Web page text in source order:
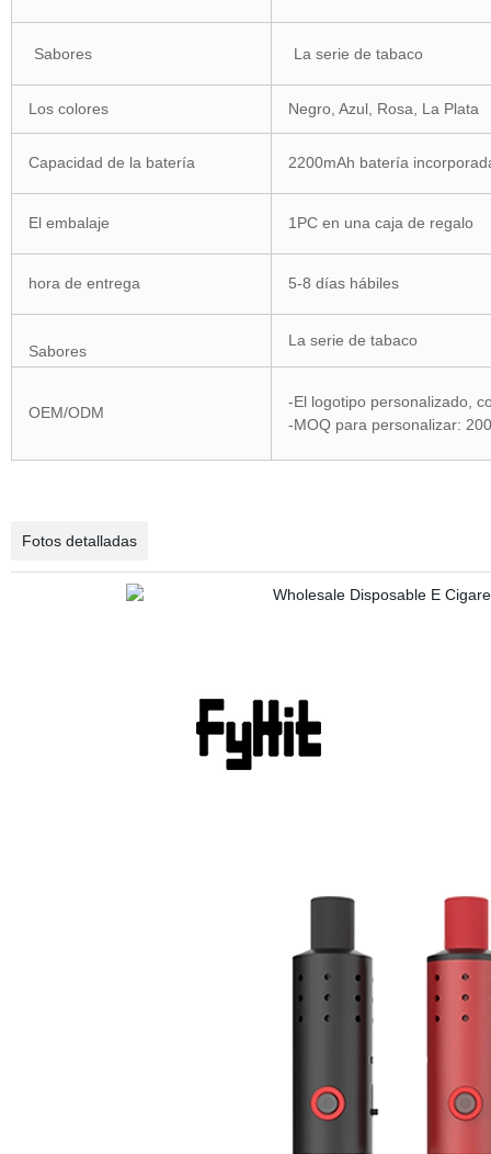
Sabores La serie de tabaco
Los colores Negro, Azul, Rosa, La Plata
Capacidad de la batería 2200mAh batería
El embalaje 1PC en una caja de regalo
hora de entrega 5-8 días hábiles
Sabores
La serie de tabaco
OEM/ODM
-El logotipo personalizado,
-MOQ para personalizar:
Fotos detalladas